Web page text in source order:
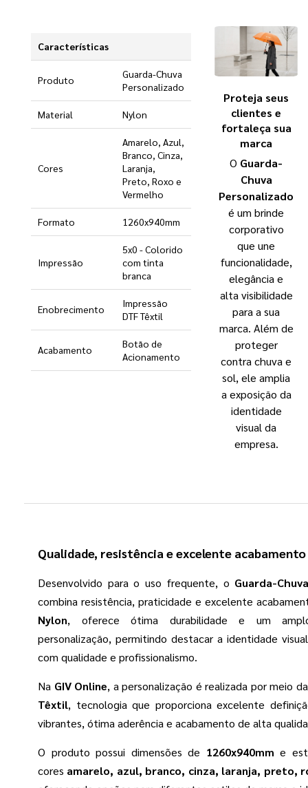
Características
Produto
Guarda-Chuva
Personalizado
Material Nylon
Cores
Amarelo, Azul,
Branco, Cinza,
Laranja,
Preto, Roxo e
Vermelho
Formato 1260x940mm
Impressão
5x0 - Colorido
com tinta
branca
Enobrecimento
Impressão
DTF Têxtil
Acabamento
Botão de
Acionamento
Proteja seus
clientes e
fortaleça sua
marca
O Guarda-
Chuva
Personalizado
é um brinde
corporativo
que une
funcionalidade,
elegância e
alta visibilidade
para a sua
marca. Além de
proteger
contra chuva e
sol, ele amplia
a exposição da
identidade
visual da
empresa.
Qualidade, resistência e excelente acabamento
Desenvolvido para o uso frequente, o Guarda-
combina resistência, praticidade e excelente
Nylon, oferece ótima durabilidade e um
personalização, permitindo destacar a identidade
com qualidade e profissionalismo.
Na GIV Online, a personalização é realizada por meio
Têxtil, tecnologia que proporciona excelente
vibrantes, ótima aderência e acabamento de alta
O produto possui dimensões de 1260x940mm e
cores amarelo, azul, branco, cinza, laranja, preto,